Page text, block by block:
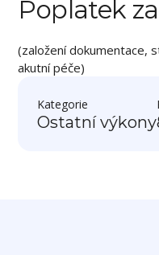
Poplatek
(založení dokumentace,
akutní péče)
Kategorie
Ostatní výkony